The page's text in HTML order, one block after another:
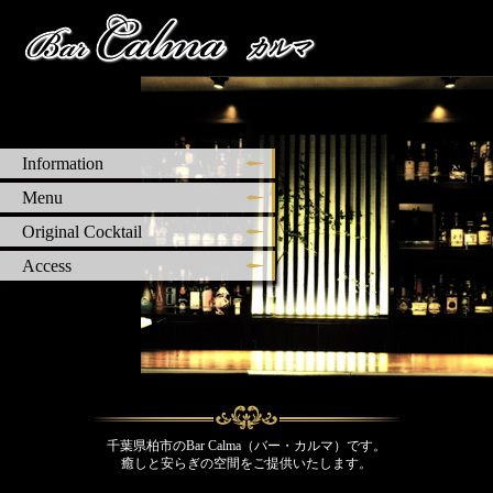
Information
Menu
Original Cocktail
Access
千葉県柏市のBar Calma（バー・カルマ）です。
癒しと安らぎの空間をご提供いたします。